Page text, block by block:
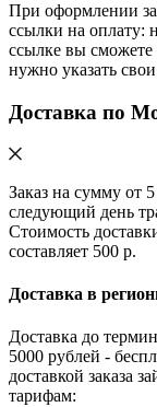
При оформлении
ссылки на оплату:
ссылке вы сможете
нужно указать
Доставка по
Заказ на сумму от
следующий день
Стоимость
составляет 500 р.
Доставка в
Доставка до
5000 рублей -
доставкой заказа
тарифам: